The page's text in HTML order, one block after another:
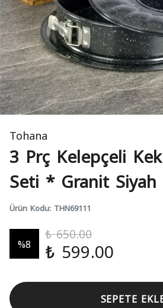
Tohana
3 Prç Kelepçeli Kek
Seti * Granit Siyah
Ürün Kodu: THN69111
%8
₺ 650.00
₺ 599.00
SEPETE